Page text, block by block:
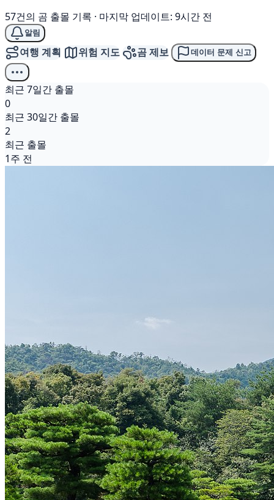
57건의 곰 출몰 기록 · 마지막 업데이트: 9시간 전
알림
여행 계획 위험 지도 곰 제보 데이터 문제 신고
최근 7일간 출몰
0
최근 30일간 출몰
2
최근 출몰
1주 전